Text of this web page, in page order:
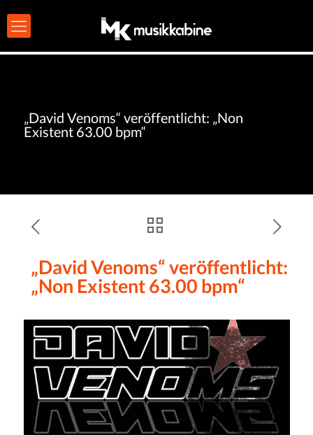
„David Venoms“ veröffentlicht: „Non
Existent 63.00 bpm“
„David Venoms“ veröffentlicht:
„Non Existent 63.00 bpm“